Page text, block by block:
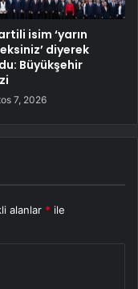
isim ‘yarın
diyerek
Büyükşehir
7, 2026
alanlar * ile